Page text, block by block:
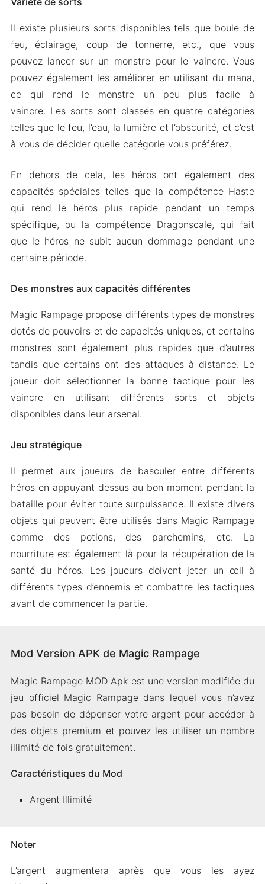
Il existe plusieurs sorts disponibles tels que boule de
feu, éclairage, coup de tonnerre, etc., que vous
pouvez lancer sur un monstre pour le vaincre. Vous
pouvez également les améliorer en utilisant du mana,
ce qui rend le monstre un peu plus facile à
vaincre. Les sorts sont classés en quatre catégories
telles que le feu, l’eau, la lumière et l’obscurité, et c’est
à vous de décider quelle catégorie vous préférez.
En dehors de cela, les héros ont également des
capacités spéciales telles que la compétence Haste
qui rend le héros plus rapide pendant un temps
spécifique, ou la compétence Dragonscale, qui fait
que le héros ne subit aucun dommage pendant une
certaine période.
Des monstres aux capacités différentes
Magic Rampage propose différents types de monstres
dotés de pouvoirs et de capacités uniques, et certains
monstres sont également plus rapides que d’autres
tandis que certains ont des attaques à distance. Le
joueur doit sélectionner la bonne tactique pour les
vaincre en utilisant différents sorts et objets
disponibles dans leur arsenal.
Jeu stratégique
Il permet aux joueurs de basculer entre différents
héros en appuyant dessus au bon moment pendant la
bataille pour éviter toute surpuissance. Il existe divers
objets qui peuvent être utilisés dans Magic Rampage
comme des potions, des parchemins, etc. La
nourriture est également là pour la récupération de la
santé du héros. Les joueurs doivent jeter un œil à
différents types d’ennemis et combattre les tactiques
avant de commencer la partie.
Mod Version APK de Magic Rampage
Magic Rampage MOD Apk est une version modifiée du
jeu officiel Magic Rampage dans lequel vous n’avez
pas besoin de dépenser votre argent pour accéder à
des objets premium et pouvez les utiliser un nombre
illimité de fois gratuitement.
Caractéristiques du Mod
Argent Illimité
Noter
L’argent augmentera après que vous les ayez